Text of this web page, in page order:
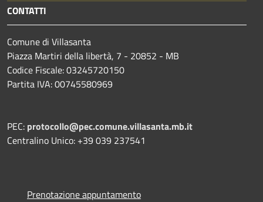
CONTATTI
Comune di Villasanta
Piazza Martiri della libertà, 7 - 20852 - MB
Codice Fiscale: 03245720150
Partita IVA: 00745580969
PEC: protocollo@pec.comune.villasanta.mb.it
Centralino Unico: +39 039 237541
Prenotazione appuntamento